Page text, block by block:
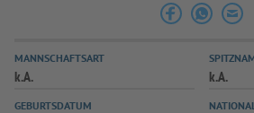
MANNSCHAFTSART
k.A. k.A.
GEBURTSDATUM